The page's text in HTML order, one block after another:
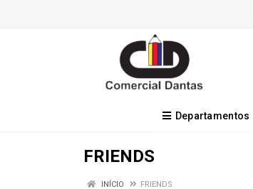
Departamentos
FRIENDS
INÍCIO FRIENDS